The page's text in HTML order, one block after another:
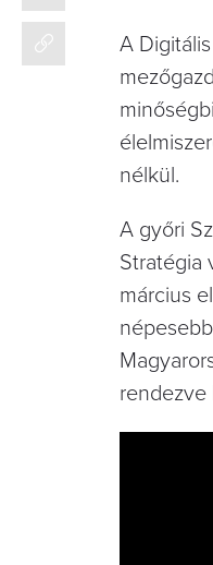
A
nélkül.
A győri
Stratégia
március
rendezve